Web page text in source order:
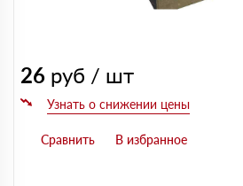
26 руб / шт